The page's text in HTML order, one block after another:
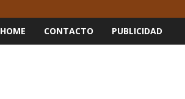
HOME CONTACTO PUBLICIDAD